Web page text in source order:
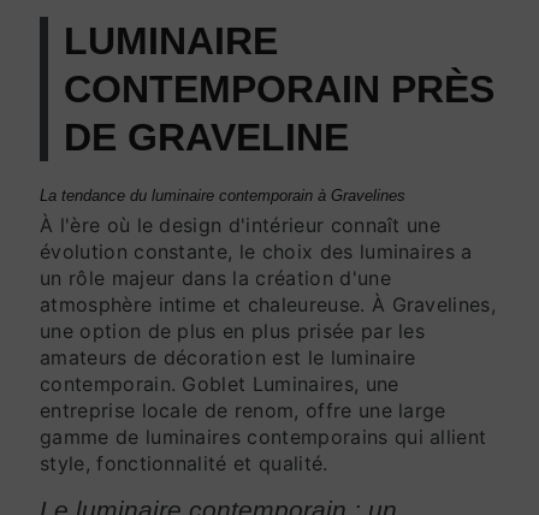
LUMINAIRE
CONTEMPORAIN PRÈS
DE GRAVELINE
La tendance du luminaire contemporain à Gravelines
À l'ère où le design d'intérieur connaît une
évolution constante, le choix des luminaires a
un rôle majeur dans la création d'une
atmosphère intime et chaleureuse. À Gravelines,
une option de plus en plus prisée par les
amateurs de décoration est le luminaire
contemporain. Goblet Luminaires, une
entreprise locale de renom, offre une large
gamme de luminaires contemporains qui allient
style, fonctionnalité et qualité.